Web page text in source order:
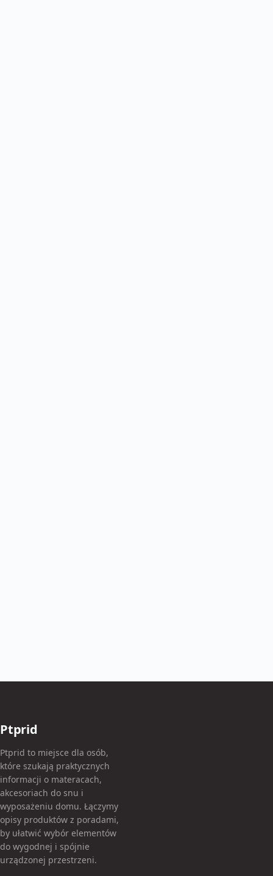
Ptprid
Ptprid to miejsce dla osób,
które szukają praktycznych
informacji o materacach,
akcesoriach do snu i
wyposażeniu domu. Łączymy
opisy produktów z poradami,
by ułatwić wybór elementów
do wygodnej i spójnie
urządzonej przestrzeni.